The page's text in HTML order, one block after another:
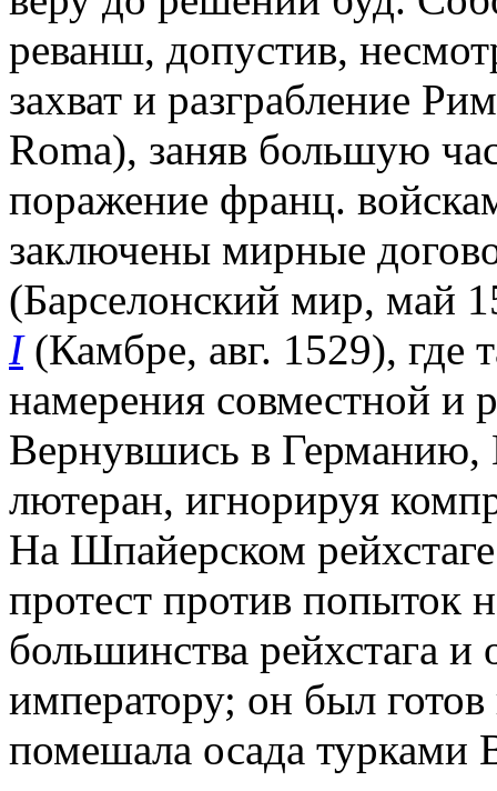
реванш, допустив,
захват и разграбление
Roma), заняв большую
поражение франц.
заключены мирные
(Барселонский мир, май
I(Камбре, авг. 1529), где
намерения совместной и
Вернувшись в Германию,
лютеран, игнорируя
На Шпайерском
протест против попыток
большинства рейхстага и
императору; он был
помешала осада турками